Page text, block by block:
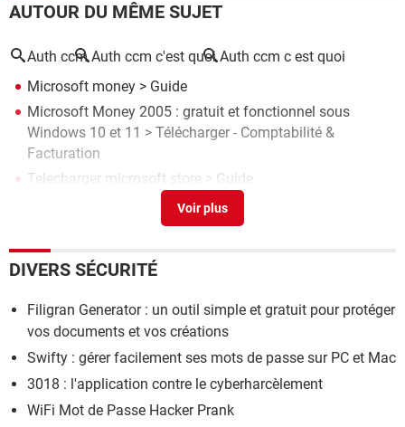
AUTOUR DU MÊME SUJET
Auth ccm Auth ccm c'est quoi Auth ccm c est quoi
Microsoft money > Guide
Microsoft Money 2005 : gratuit et fonctionnel sous
Windows 10 et 11 > Télécharger - Comptabilité &
Facturation
Telecharger microsoft store > Guide
Installer windows 10 sans compte microsoft
> Télécharger - Traitement de texte
DIVERS SÉCURITÉ
Filigran Generator : un outil simple et gratuit pour protéger
vos documents et vos créations
Swifty : gérer facilement ses mots de passe sur PC et Mac
3018 : l'application contre le cyberharcèlement
WiFi Mot de Passe Hacker Prank